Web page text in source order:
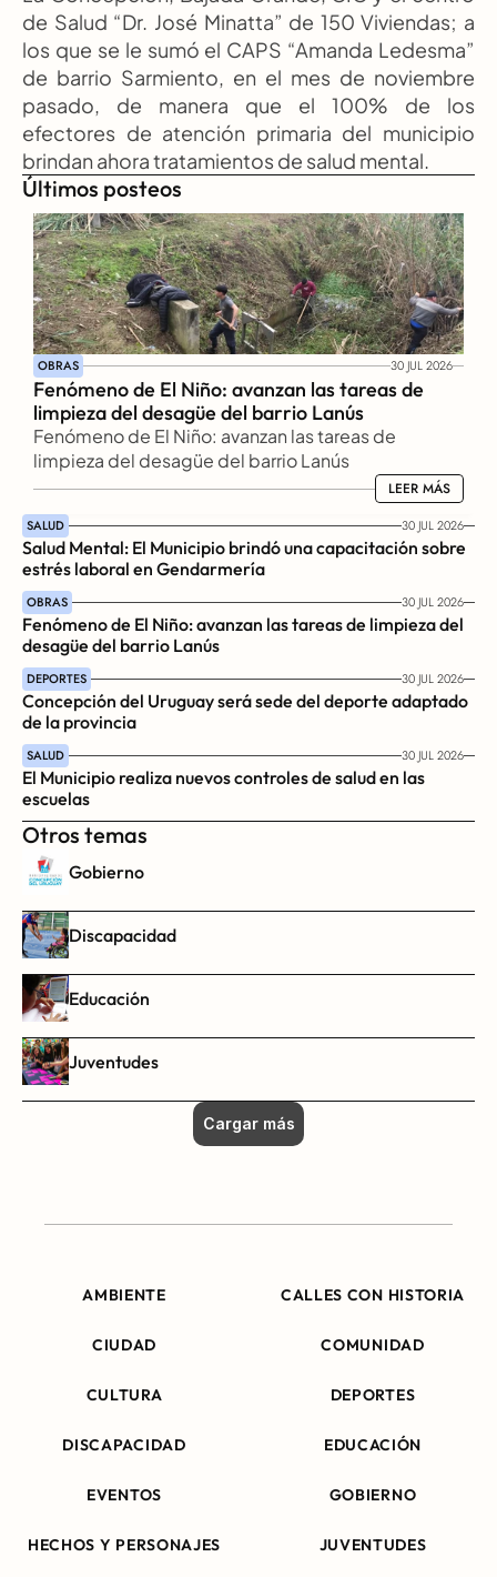
de Salud “Dr. José Minatta” de 150 Viviendas; a
los que se le sumó el CAPS “Amanda Ledesma”
de barrio Sarmiento, en el mes de noviembre
pasado, de manera que el 100% de los
efectores de atención primaria del municipio
brindan ahora tratamientos de salud mental.
Últimos posteos
OBRAS 30 JUL 2026
Fenómeno de El Niño: avanzan las tareas de
limpieza del desagüe del barrio Lanús
Fenómeno de El Niño: avanzan las tareas de
limpieza del desagüe del barrio Lanús
LEER MÁS
LEER MÁS
SALUD 30 JUL 2026
Salud Mental: El Municipio brindó una capacitación sobre
estrés laboral en Gendarmería
OBRAS 30 JUL 2026
Fenómeno de El Niño: avanzan las tareas de limpieza del
desagüe del barrio Lanús
DEPORTES 30 JUL 2026
Concepción del Uruguay será sede del deporte adaptado
de la provincia
SALUD 30 JUL 2026
El Municipio realiza nuevos controles de salud en las
escuelas
Otros temas
Gobierno
Discapacidad
Educación
Juventudes
Cargar más
AMBIENTE CALLES CON HISTORIA
CIUDAD COMUNIDAD
CULTURA DEPORTES
DISCAPACIDAD EDUCACIÓN
EVENTOS GOBIERNO
HECHOS Y PERSONAJES JUVENTUDES